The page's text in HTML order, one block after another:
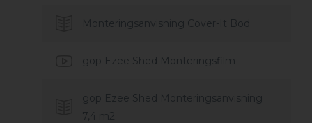
Monteringsanvisning Cover-It Bod
gop Ezee Shed Monteringsfilm
gop Ezee Shed Monteringsanvisning
7,4 m2